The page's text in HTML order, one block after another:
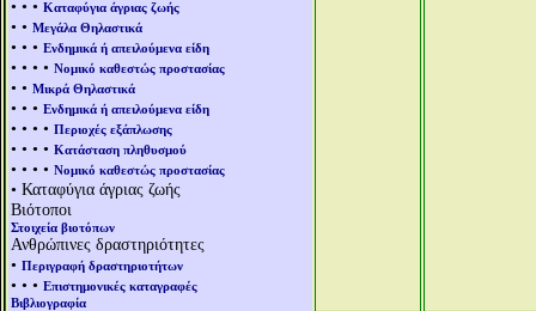
• • • Καταφύγια άγριας ζωής
• • Μεγάλα Θηλαστικά
• • • Ενδημικά ή απειλούμενα είδη
• • • • Νομικό καθεστώς προστασίας
• • Μικρά Θηλαστικά
• • • Ενδημικά ή απειλούμενα είδη
• • • • Περιοχές εξάπλωσης
• • • • Κατάσταση πληθυσμού
• • • • Νομικό καθεστώς προστασίας
• Καταφύγια άγριας ζωής
Βιότοποι
Στοιχεία βιοτόπων
Ανθρώπινες δραστηριότητες
• Περιγραφή δραστηριοτήτων
• • • Επιστημονικές καταγραφές
Βιβλιογραφία